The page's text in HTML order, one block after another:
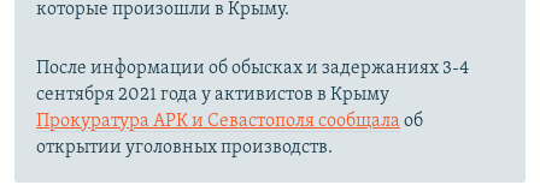
которые произошли в Крыму.
После информации об обысках и задержаниях 3-4
сентября 2021 года у активистов в Крыму
Прокуратура АРК и Севастополя сообщала об
открытии уголовных производств.